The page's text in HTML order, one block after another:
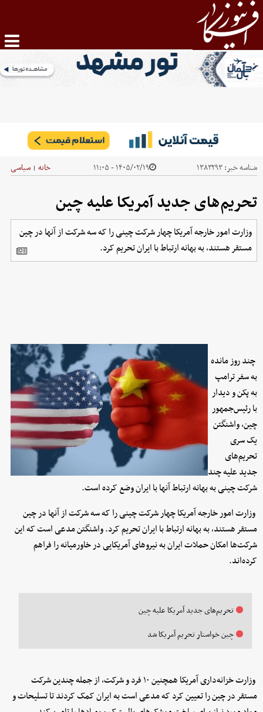
شناسه خبر:۱۳۸۳۲۹۳ ۱۴۰۵/۰۲/۱۹ - ۱۱:۰۵ خانه | سیاسی
تحریم‌های جدید آمریکا علیه چین
وزارت امور خارجه آمریکا چهار شرکت چینی را که سه شرکت از آنها در چین
مستقر هستند، به بهانه ارتباط با ایران تحریم کرد.
چند روز مانده
به سفر ترامپ
به پکن و دیدار
با رئیس‌جمهور
چین، واشنگتن
یک سری
تحریم‌های
جدید علیه چند
شرکت چینی به بهانه ارتباط آنها با ایران وضع کرده است.
وزارت امور خارجه آمریکا چهار شرکت چینی را که سه شرکت از آنها در چین
مستقر هستند، به بهانه ارتباط با ایران تحریم کرد. واشنگتن مدعی است که این
شرکت‌ها امکان حملات ایران به نیروهای آمریکایی در خاورمیانه را فراهم
کرده‌اند.
تحریم‌های جدید آمریکا علیه چین
چین خواستار تحریم آمریکا شد
وزارت خزانه‌داری آمریکا همچنین ۱۰ فرد و شرکت، از جمله چندین شرکت
مستقر در چین را تعیین کرد که مدعی است به ایران کمک کردند تا تسلیحات و